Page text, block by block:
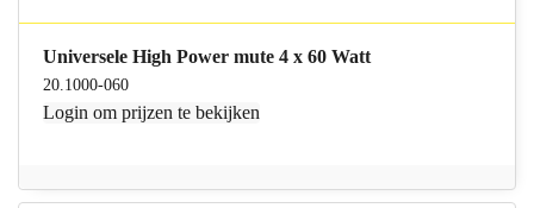
Universele High Power mute 4 x 60 Watt
20.1000-060
Login om prijzen te bekijken